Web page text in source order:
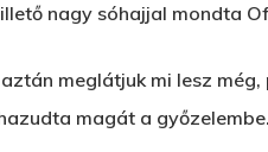
nagy sóhajjal mondta
meglátjuk mi lesz
magát a